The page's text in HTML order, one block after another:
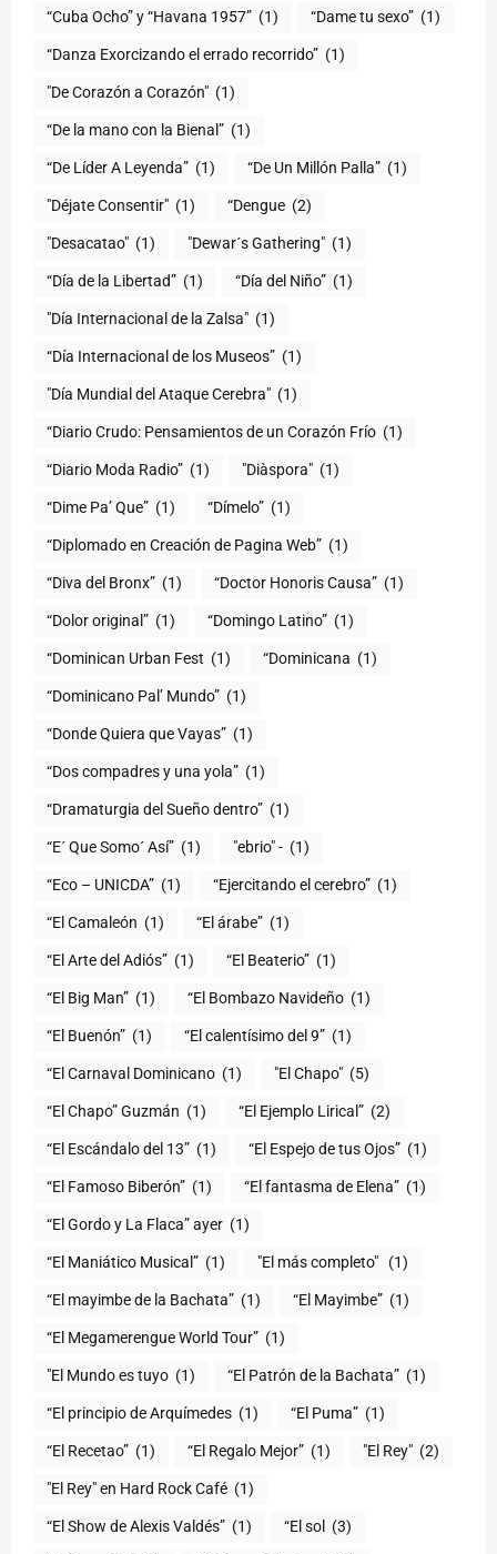
“Cuba Ocho” y “Havana 1957” (1) “Dame tu sexo” (1)
“Danza Exorcizando el errado recorrido” (1)
"De Corazón a Corazón" (1)
(1)
“De Líder A Leyenda” (1) “De Un Millón Palla” (1)
"Déjate Consentir" (1) “Dengue (2)
"Desacatao" (1) "Dewar´s Gathering" (1)
(1) “Día del Niño” (1)
"Día Internacional de la Zalsa" (1)
“Día Internacional de los Museos” (1)
"Día Mundial del Ataque Cerebra" (1)
“Diario Crudo: Pensamientos de un Corazón Frío (1)
“Diario Moda Radio” (1) (1)
“Dime Pa’ Que” (1) “Dímelo” (1)
“Diplomado en Creación de Pagina Web” (1)
“Diva del Bronx” (1) “Doctor Honoris Causa” (1)
“Dolor original” (1) “Domingo Latino” (1)
“Dominican Urban Fest (1) “Dominicana (1)
“Dominicano Pal’ Mundo” (1)
“Donde Quiera que Vayas” (1)
“Dos compadres y una yola” (1)
“Dramaturgia del Sueño dentro” (1)
“E´ Que Somo´ Así” (1) "ebrio" - (1)
“Eco – UNICDA” (1) “Ejercitando el cerebro” (1)
“El Camaleón (1) “El árabe” (1)
“El Arte del Adiós” (1) “El Beaterio” (1)
“El Big Man” (1) “El Bombazo Navideño (1)
“El Buenón” (1) “El calentísimo del 9” (1)
“El Carnaval Dominicano (1) "El Chapo" (5)
“El Chapo” Guzmán (1) “El Ejemplo Lirical” (2)
“El Escándalo del 13” (1) “El Espejo de tus Ojos” (1)
“El Famoso Biberón” (1) “El fantasma de Elena” (1)
“El Gordo y La Flaca” ayer (1)
“El Maniático Musical” (1) "El más completo" ​ (1)
“El mayimbe de la Bachata” (1) “El Mayimbe” (1)
“El Megamerengue World Tour” (1)
"El Mundo es tuyo (1) “El Patrón de la Bachata” (1)
“El principio de Arquímedes (1) “El Puma” (1)
“El Recetao” (1) “El Regalo Mejor” (1) "El Rey" (2)
"El Rey" en Hard Rock Café (1)
“El Show de Alexis Valdés” (1) “El sol (3)